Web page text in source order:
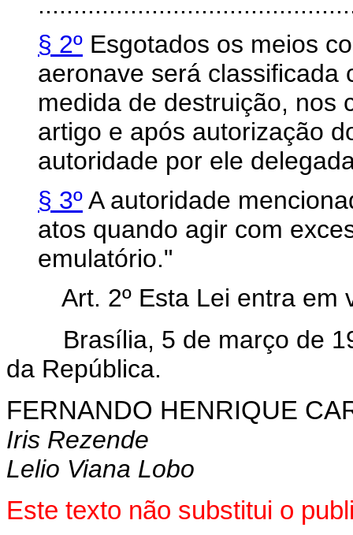
§ 2º Esgotados os meios
aeronave será classificada
medida de destruição, nos
artigo e após autorização
autoridade por ele
§ 3ºA autoridade
atos quando agir com
emulatório."
Art. 2º Esta Lei entra em
Brasília, 5 de março de
da República.
FERNANDO HENRIQUE
Iris Rezende
Lelio Viana Lobo
Este texto não substitui o